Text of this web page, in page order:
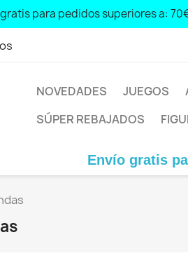
para pedidos superiores a:
NOVEDADES JUEGOS
SÚPER REBAJADOS
Envío gratis